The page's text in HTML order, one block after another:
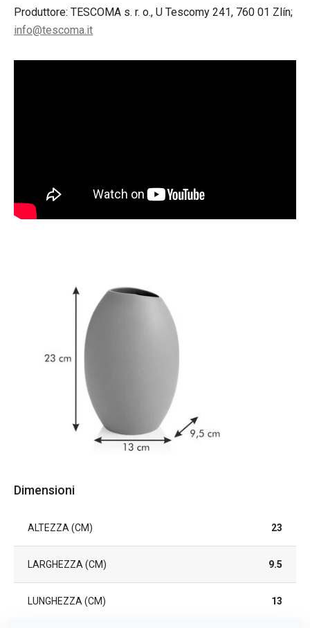
Produttore: TESCOMA s. r. o., U Tescomy 241, 760 01 Zlín;
info@tescoma.it
Dimensioni
ALTEZZA (CM) 23
LARGHEZZA (CM) 9.5
LUNGHEZZA (CM) 13